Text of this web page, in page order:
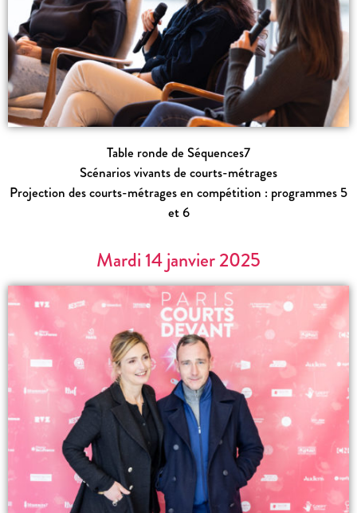
Table ronde de Séquences7
Scénarios vivants de courts-métrages
Projection des courts-métrages en compétition : programmes 5
et 6
Mardi 14 janvier 2025